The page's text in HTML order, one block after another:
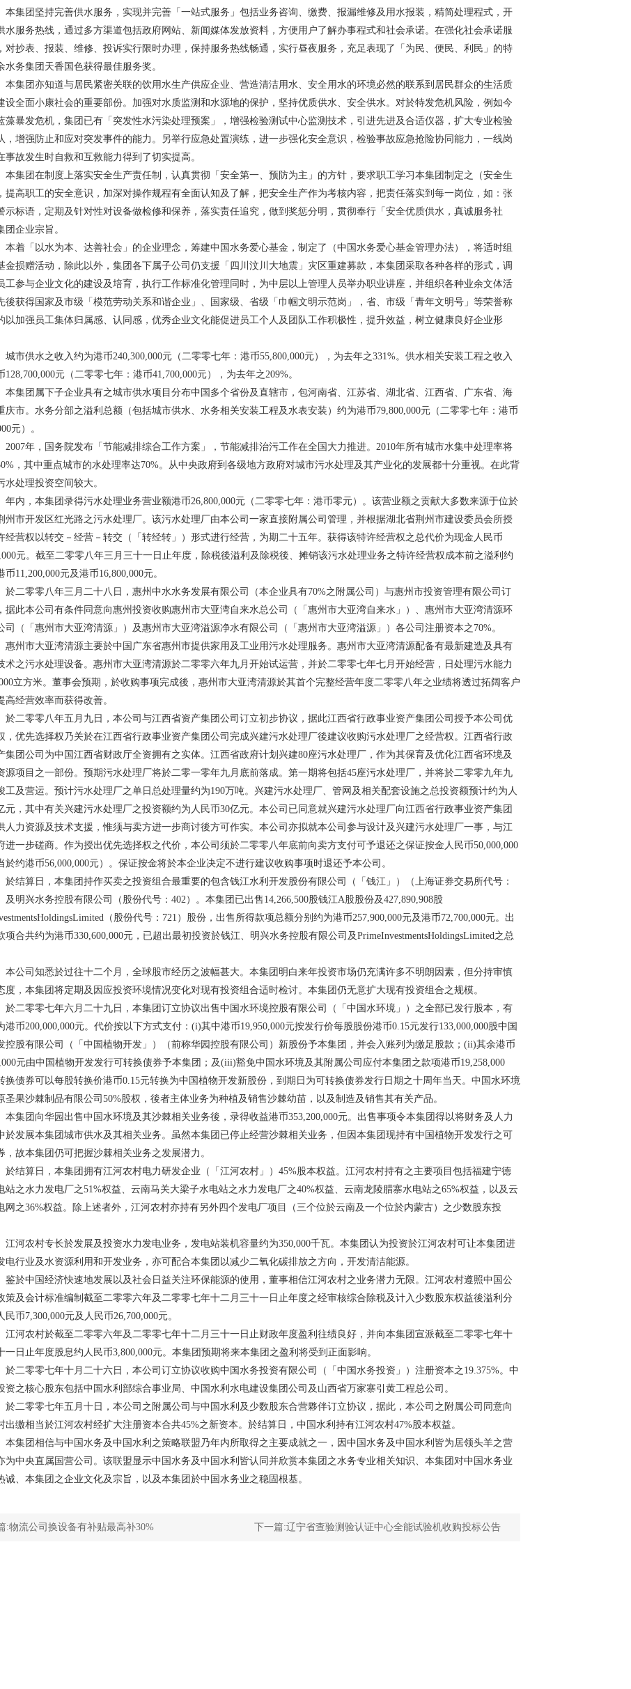
团坚持完善供水服务，实现并完善「一站式服务」包括业务咨询、缴费、报漏维修及用水报装，精简处理程式，开
水服务热线，通过多方渠道包括政府网站、新闻媒体发放资料，方便用户了解办事程式和社会承诺。在强化社会承诺服
对抄表、报装、维修、投诉实行限时办理，保持服务热线畅通，实行昼夜服务，充足表现了「为民、便民、利民」的特
水务集团天香国色获得最佳服务奖。
团亦知道与居民紧密关联的饮用水生产供应企业、营造清洁用水、安全用水的环境必然的联系到居民群众的生活质
设全面小康社会的重要部份。加强对水质监测和水源地的保护，坚持优质供水、安全供水。对於特发危机风险，例如今
藻暴发危机，集团已有「突发性水污染处理预案」，增强检验测试中心监测技术，引进先进及合适仪器，扩大专业检验
，增强防止和应对突发事件的能力。另举行应急处置演练，进一步强化安全意识，检验事故应急抢险协同能力，一线岗
事故发生时自救和互救能力得到了切实提高。
团在制度上落实安全生产责任制，认真贯彻「安全第一、预防为主」的方针，要求职工学习本集团制定之（安全生
提高职工的安全意识，加深对操作规程有全面认知及了解，把安全生产作为考核内容，把责任落实到每一岗位，如：张
示标语，定期及针对性对设备做检修和保养，落实责任追究，做到奖惩分明，贯彻奉行「安全优质供水，真诚服务社
团企业宗旨。
「以水为本、达善社会」的企业理念，筹建中国水务爱心基金，制定了（中国水务爱心基金管理办法），将适时组
金损赠活动，除此以外，集团各下属子公司仍支援「四川汶川大地震」灾区重建募款，本集团采取各种各样的形式，调
工参与企业文化的建设及培育，执行工作标准化管理同时，为中层以上管理人员举办职业讲座，并组织各种业余文体活
後获得国家及市级「模范劳动关系和谐企业」、国家级、省级「巾帼文明示范岗」，省、市级「青年文明号」等荣誉称
以加强员工集体归属感、认同感，优秀企业文化能促进员工个人及团队工作积极性，提升效益，树立健康良好企业形
供水之收入约为港币240,300,000元（二零零七年：港币55,800,000元），为去年之331%。供水相关安装工程之收入
128,700,000元（二零零七年：港币41,700,000元），为去年之209%。
团属下子企业具有之城市供水项目分布中国多个省份及直辖市，包河南省、江苏省、湖北省、江西省、广东省、海
庆市。水务分部之溢利总额（包括城市供水、水务相关安装工程及水表安装）约为港币79,800,000元（二零零七年：港币
元）。
年，国务院发布「节能减排综合工作方案」，节能减排治污工作在全国大力推进。2010年所有城市水集中处理率将
，其中重点城市的水处理率达70%。从中央政府到各级地方政府对城市污水处理及其产业化的发展都十分重视。在此背
水处理投资空间较大。
，本集团录得污水处理业务营业额港币26,800,000元（二零零七年：港币零元）。该营业额之贡献大多数来源于位於
州市开发区红光路之污水处理厂。该污水处理厂由本公司一家直接附属公司管理，并根据湖北省荆州市建设委员会所授
经营权以转交－经营－转交（「转经转」）形式进行经营，为期二十五年。获得该特许经营权之总代价为现金人民币
元。截至二零零八年三月三十一日止年度，除税後溢利及除税後、摊销该污水处理业务之特许经营权成本前之溢利约
币11,200,000元及港币16,800,000元。
零零八年三月二十八日，惠州中水水务发展有限公司（本企业具有70%之附属公司）与惠州市投资管理有限公司订
据此本公司有条件同意向惠州投资收购惠州市大亚湾自来水总公司（「惠州市大亚湾自来水」）、惠州市大亚湾清源环
司（「惠州市大亚湾清源」）及惠州市大亚湾溢源净水有限公司（「惠州市大亚湾溢源」）各公司注册资本之70%。
市大亚湾清源主要於中国广东省惠州市提供家用及工业用污水处理服务。惠州市大亚湾清源配备有最新建造及具有
术之污水处理设备。惠州市大亚湾清源於二零零六年九月开始试运营，并於二零零七年七月开始经营，日处理污水能力
立方米。董事会预期，於收购事项完成後，惠州市大亚湾清源於其首个完整经营年度二零零八年之业绩将透过拓阔客户
高经营效率而获得改善。
零零八年五月九日，本公司与江西省资产集团公司订立初步协议，据此江西省行政事业资产集团公司授予本公司优
，优先选择权乃关於在江西省行政事业资产集团公司完成兴建污水处理厂後建议收购污水处理厂之经营权。江西省行政
集团公司为中国江西省财政厅全资拥有之实体。江西省政府计划兴建80座污水处理厂，作为其保育及优化江西省环境及
源项目之一部份。预期污水处理厂将於二零一零年九月底前落成。第一期将包括45座污水处理厂，并将於二零零九年九
工及营运。预计污水处理厂之单日总处理量约为190万吨。兴建污水处理厂、管网及相关配套设施之总投资额预计约为人
元，其中有关兴建污水处理厂之投资额约为人民币30亿元。本公司已同意就兴建污水处理厂向江西省行政事业资产集团
人力资源及技术支援，惟须与卖方进一步商讨後方可作实。本公司亦拟就本公司参与设计及兴建污水处理厂一事，与江
进一步磋商。作为授出优先选择权之代价，本公司须於二零零八年底前向卖方支付可予退还之保证按金人民币50,000,000
於约港币56,000,000元）。保证按金将於本企业决定不进行建议收购事项时退还予本公司。
算日，本集团持作买卖之投资组合最重要的包含钱江水利开发股份有限公司（「钱江」）（上海证券交易所代号：
及明兴水务控股有限公司（股份代号：402）。本集团已出售14,266,500股钱江A股股份及427,890,908股
（股份代号：721）股份，出售所得款项总额分别约为港币257,900,000元及港币72,700,000元。出
项合共约为港币330,600,000元，已超出最初投资於钱江、明兴水务控股有限公司及PrimeInvestmentsHoldingsLimited之总
司知悉於过往十二个月，全球股市经历之波幅甚大。本集团明白来年投资市场仍充满许多不明朗因素，但分持审慎
度，本集团将定期及因应投资环境情况变化对现有投资组合适时检讨。本集团仍无意扩大现有投资组合之规模。
零零七年六月二十九日，本集团订立协议出售中国水环境控股有限公司（「中国水环境」）之全部已发行股本，有
港币200,000,000元。代价按以下方式支付：(i)其中港币19,950,000元按发行价每股股份港币0.15元发行133,000,000股中国
控股有限公司（「中国植物开发」）（前称华园控股有限公司）新股份予本集团，并会入账列为缴足股款；(ii)其余港币
元由中国植物开发发行可转换债券予本集团；及(iii)豁免中国水环境及其附属公司应付本集团之款项港币19,258,000
换债券可以每股转换价港币0.15元转换为中国植物开发新股份，到期日为可转换债券发行日期之十周年当天。中国水环境
圣果沙棘制品有限公司50%股权，後者主体业务为种植及销售沙棘幼苗，以及制造及销售其有关产品。
团向华园出售中国水环境及其沙棘相关业务後，录得收益港币353,200,000元。出售事项令本集团得以将财务及人力
於发展本集团城市供水及其相关业务。虽然本集团已停止经营沙棘相关业务，但因本集团现持有中国植物开发发行之可
，故本集团仍可把握沙棘相关业务之发展潜力。
算日，本集团拥有江河农村电力研发企业（「江河农村」）45%股本权益。江河农村持有之主要项目包括福建宁德
站之水力发电厂之51%权益、云南马关大梁子水电站之水力发电厂之40%权益、云南龙陵腊寨水电站之65%权益，以及云
网之36%权益。除上述者外，江河农村亦持有另外四个发电厂项目（三个位於云南及一个位於内蒙古）之少数股东投
农村专长於发展及投资水力发电业务，发电站装机容量约为350,000千瓦。本集团认为投资於江河农村可让本集团进
电行业及水资源利用和开发业务，亦可配合本集团以减少二氧化碳排放之方向，开发清洁能源。
中国经济快速地发展以及社会日益关注环保能源的使用，董事相信江河农村之业务潜力无限。江河农村遵照中国公
策及会计标准编制截至二零零六年及二零零七年十二月三十一日止年度之经审核综合除税及计入少数股东权益後溢利分
民币7,300,000元及人民币26,700,000元。
农村於截至二零零六年及二零零七年十二月三十一日止财政年度盈利往绩良好，并向本集团宣派截至二零零七年十
一日止年度股息约人民币3,800,000元。本集团预期将来本集团之盈利将受到正面影响。
零零七年十月二十六日，本公司订立协议收购中国水务投资有限公司（「中国水务投资」）注册资本之19.375%。中
资之核心股东包括中国水利部综合事业局、中国水利水电建设集团公司及山西省万家寨引黄工程总公司。
零零七年五月十日，本公司之附属公司与中国水利及少数股东合营夥伴订立协议，据此，本公司之附属公司同意向
出缴相当於江河农村经扩大注册资本合共45%之新资本。於结算日，中国水利持有江河农村47%股本权益。
团相信与中国水务及中国水利之策略联盟乃年内所取得之主要成就之一，因中国水务及中国水利皆为居领头羊之营
为中央直属国营公司。该联盟显示中国水务及中国水利皆认同并欣赏本集团之水务专业相关知识、本集团对中国水务业
诚、本集团之企业文化及宗旨，以及本集团於中国水务业之稳固根基。
:物流公司换设备有补贴最高补30% 下一篇:辽宁省查验测验认证中心全能试验机收购投标公告